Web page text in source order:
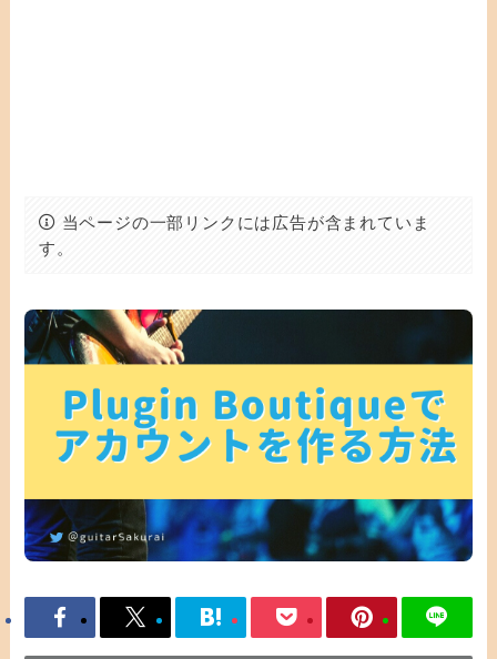
当ページの一部リンクには広告が含まれていま
す。